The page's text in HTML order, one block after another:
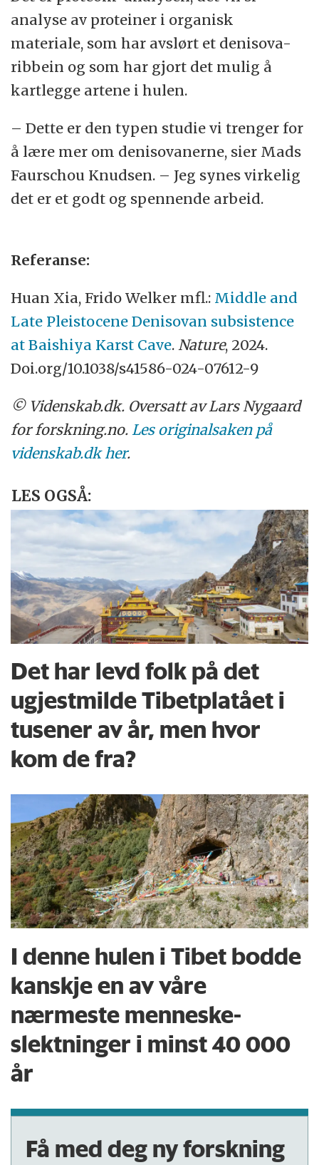
analyse av proteiner i organisk
materiale, som har avslørt et denisova-
ribbein og som har gjort det mulig å
kartlegge artene i hulen.
– Dette er den typen studie vi trenger for
å lære mer om denisovanerne, sier Mads
Faurschou Knudsen. – Jeg synes virkelig
det er et godt og spennende arbeid.
Referanse:
Huan Xia, Frido Welker mfl.: Middle and
Late Pleistocene Denisovan subsistence
at Baishiya Karst Cave. Nature, 2024.
Doi.org/10.1038/s41586-024-07612-9
© Videnskab.dk. Oversatt av Lars Nygaard
for forskning.no. Les originalsaken på
videnskab.dk her.
LES OGSÅ:
Det har levd folk på det
ugjestmilde Tibetplatået i
tusener av år, men hvor
kom de fra?
I denne hulen i Tibet bodde
kanskje en av våre
nærmeste menneske-
slektninger i minst 40 000
år
Få med deg ny forskning